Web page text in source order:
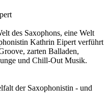
des Saxophons, eine Welt
Kathrin Eipert verführt
zarten Balladen,
und Chill-Out Musik.
der Saxophonistin - und